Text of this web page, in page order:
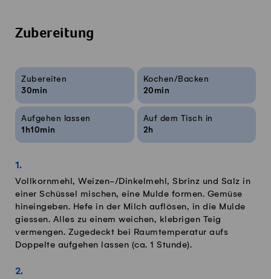
Zubereitung
Rezeptinfos
Zubereiten
30min
Kochen/Backen
20min
Aufgehen lassen
1h10min
Auf dem Tisch in
2h
Vollkornmehl, Weizen-/Dinkelmehl, Sbrinz und Salz in
einer Schüssel mischen, eine Mulde formen. Gemüse
hineingeben. Hefe in der Milch auflösen, in die Mulde
giessen. Alles zu einem weichen, klebrigen Teig
vermengen. Zugedeckt bei Raumtemperatur aufs
Doppelte aufgehen lassen (ca. 1 Stunde).